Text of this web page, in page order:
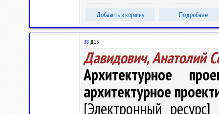
Добавить в корзину Подробнее
38 Д13
Давидович, Анатолий
Архитектурное
архитектурное
[Электронный